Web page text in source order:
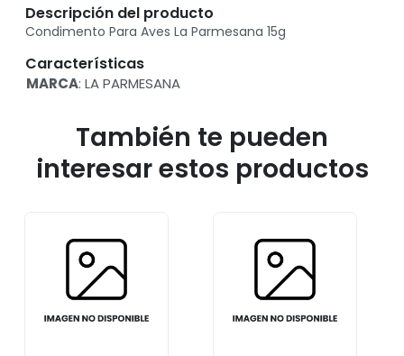
Descripción del producto
Condimento Para Aves La Parmesana 15g
Características
MARCA: LA PARMESANA
También te pueden
interesar estos productos